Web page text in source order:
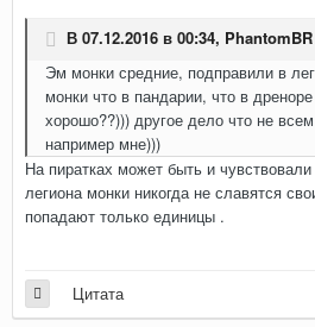
В 07.12.2016 в 00:34, PhantomBR
Эм монки средние, подправили в
монки что в пандарии, что в
хорошо??))) другое дело что не
например мне)))
На пиратках может быть и
легиона монки никогда не славятся
попадают только единицы .
Цитата